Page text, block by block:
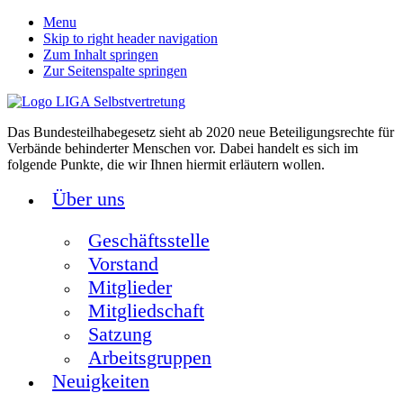
Menu
Skip to right header navigation
Zum Inhalt springen
Zur Seitenspalte springen
Das Bundesteilhabegesetz sieht ab 2020 neue Beteiligungsrechte für
Verbände behinderter Menschen vor. Dabei handelt es sich im
folgende Punkte, die wir Ihnen hiermit erläutern wollen.
Über uns
Geschäftsstelle
Vorstand
Mitglieder
Mitgliedschaft
Satzung
Arbeitsgruppen
Neuigkeiten